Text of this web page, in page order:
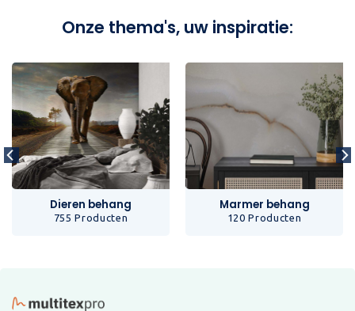
Onze thema's, uw inspiratie:
Dieren behang
755 Producten
Marmer behang
120 Producten